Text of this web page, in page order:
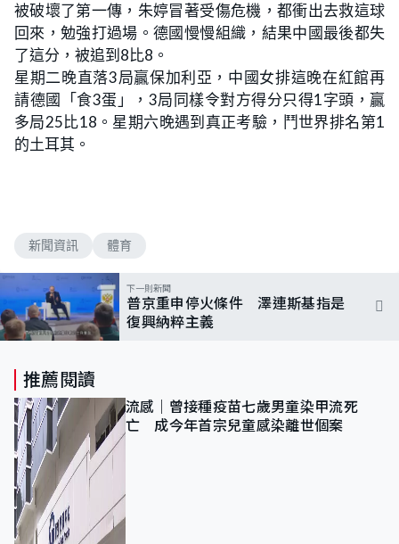
被破壞了第一傳，朱婷冒著受傷危機，都衝出去救這球
回來，勉強打過場。德國慢慢組織，結果中國最後都失
了這分，被追到8比8。
星期二晚直落3局贏保加利亞，中國女排這晚在紅館再
請德國「食3蛋」，3局同樣令對方得分只得1字頭，贏
多局25比18。星期六晚遇到真正考驗，鬥世界排名第1
的土耳其。
新聞資訊 體育
下一則新聞
普京重申停火條件 澤連斯基指是
復興納粹主義
推薦閱讀
流感｜曾接種疫苗七歲男童染甲流死
亡 成今年首宗兒童感染離世個案